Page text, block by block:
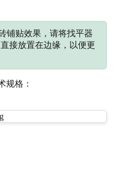
铺贴效果，请将找平器
接放置在边缘，以便更
规格：